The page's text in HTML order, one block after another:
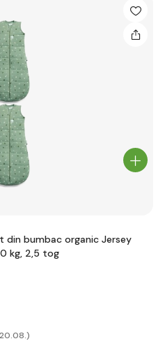
din bumbac organic Jersey
kg, 2,5 tog